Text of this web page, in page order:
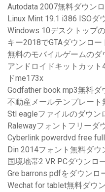
Autodata 2007無料ダウン
Linux Mint 19.1 i386 ISOダ
Windows 10デスクトップ
キー2018でGTAダウンロ
無料のモバイルゲームのダ
アンドロイドキットカッ
ドme173x
Godfather book mp3無料ダ
不動産メールテンプレート
Stl eagleファイルのダウン
Ralewayフォントフリーダ
Cyberlink powerdvd free
Din 2014フォント無料ダウ
国境地帯2 VR PCダウンロ
Gre barrons pdfをダウンロ
Wechat for tablet無料ダウ